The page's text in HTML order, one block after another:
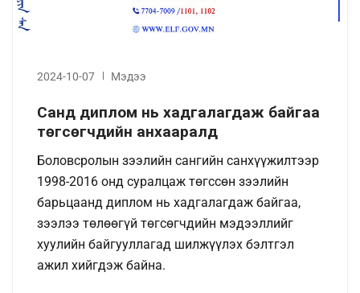
2024-10-07 Мэдээ
Санд диплом нь хадгалагдаж байгаа
төгсөгчдийн анхааралд
Боловсролын зээлийн сангийн санхүүжилтээр
1998-2016 онд суралцаж төгссөн зээлийн
барьцаанд диплом нь хадгалагдаж байгаа,
зээлээ төлөөгүй төгсөгчдийн мэдээллийг
хуулийн байгууллагад шилжүүлэх бэлтгэл
ажил хийгдэж байна.